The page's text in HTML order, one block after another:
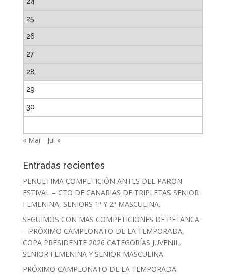
25
26
27
28
29
30
« Mar Jul »
Entradas recientes
PENULTIMA COMPETICIÓN ANTES DEL PARON
ESTIVAL – CTO DE CANARIAS DE TRIPLETAS SENIOR
FEMENINA, SENIORS 1ª Y 2ª MASCULINA.
SEGUIMOS CON MAS COMPETICIONES DE PETANCA
– PRÓXIMO CAMPEONATO DE LA TEMPORADA,
COPA PRESIDENTE 2026 CATEGORÍAS JUVENIL,
SENIOR FEMENINA Y SENIOR MASCULINA
PRÓXIMO CAMPEONATO DE LA TEMPORADA